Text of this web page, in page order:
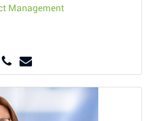
Management